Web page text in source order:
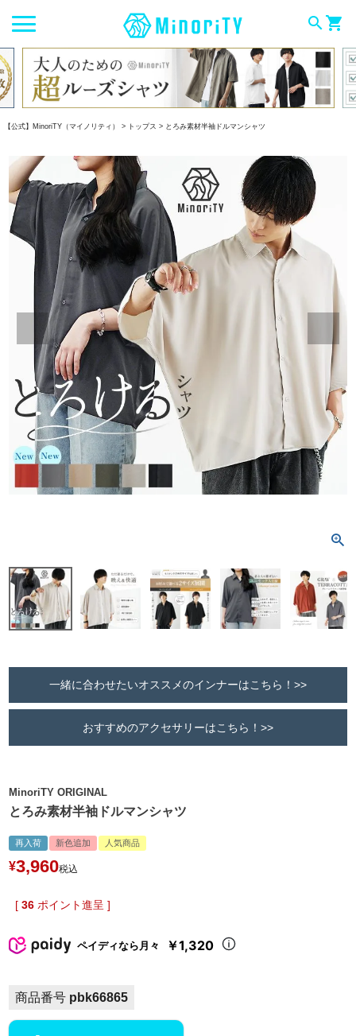
searchshopping_cart
【公式】MinoriTY（マイノリティ） トップス とろみ素材半袖ドルマンシャツ
一緒に合わせたいオススメのインナーはこちら！>>
おすすめのアクセサリーはこちら！>>
MinoriTY ORIGINAL
とろみ素材半袖ドルマンシャツ
再入荷 新色追加 人気商品
¥3,960税込
[ 36 ポイント進呈 ]
ペイディなら月々 ￥1,320
商品番号 pbk66865